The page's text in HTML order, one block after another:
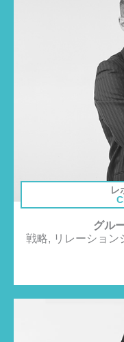
レ
グル
戦略, リレーション